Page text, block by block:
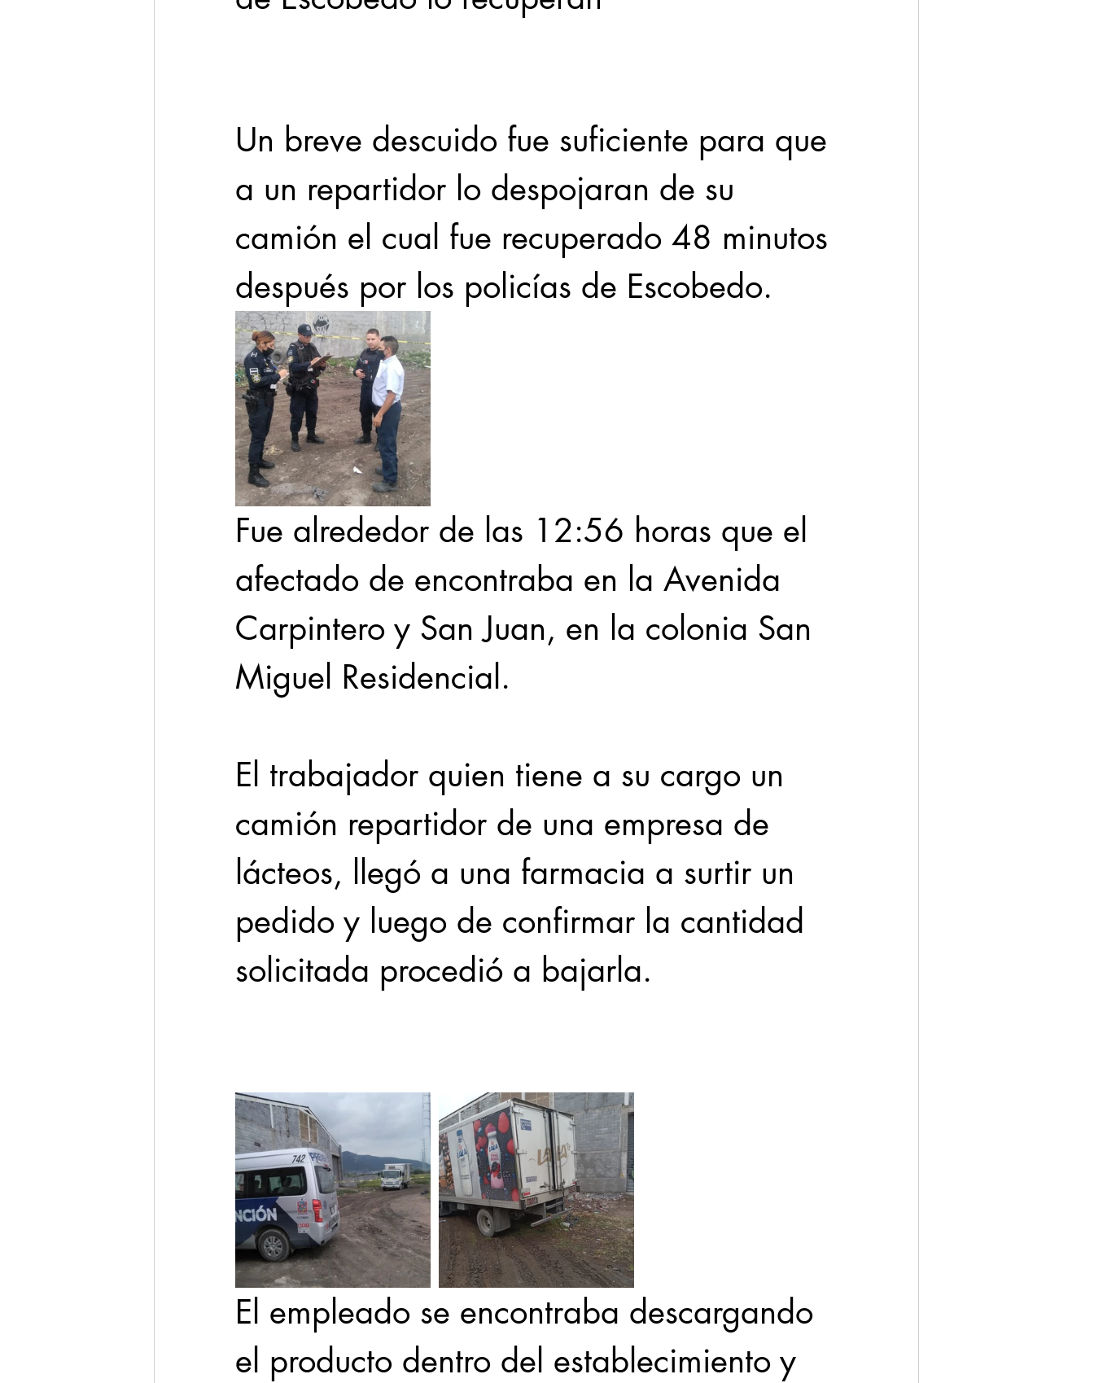
Seguridad 1 enero 31abr
Un breve descuido fue suficiente para que
a un repartidor lo despojaran de su
camión el cual fue recuperado 48 minutos
después por los policías de Escobedo.
Fue alrededor de las 12:56 horas que el
afectado de encontraba en la Avenida
Carpintero y San Juan, en la colonia San
Miguel Residencial.
El trabajador quien tiene a su cargo un
camión repartidor de una empresa de
lácteos, llegó a una farmacia a surtir un
pedido y luego de confirmar la cantidad
solicitada procedió a bajarla.
El empleado se encontraba descargando
el producto dentro del establecimiento y